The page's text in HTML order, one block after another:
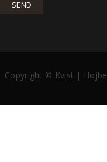
Copyright © Kvist |